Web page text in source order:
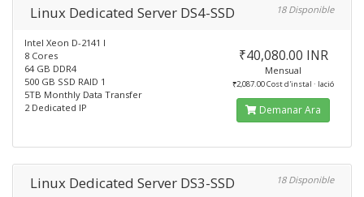
Linux Dedicated Server DS4-SSD 18 Disponible
Intel Xeon D-2141 I
8 Cores
64 GB DDR4
500 GB SSD RAID 1
5TB Monthly Data Transfer
2 Dedicated IP
₹40,080.00 INR
Mensual
₹2,087.00 Cost d'instal · lació
Demanar Ara
Linux Dedicated Server DS3-SSD 18 Disponible